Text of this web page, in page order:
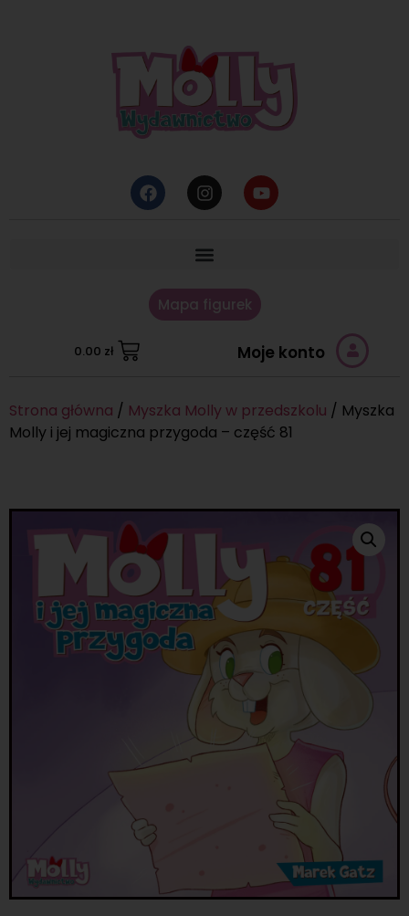
Mapa figurek
0.00 zł Moje konto
Strona główna / Myszka Molly w przedszkolu / Myszka
Molly i jej magiczna przygoda – część 81